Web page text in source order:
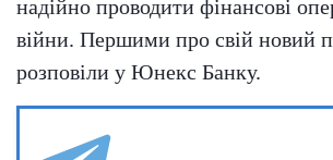
надійно проводити фінансові
війни. Першими про свій новий
розповіли у Юнекс Банку.